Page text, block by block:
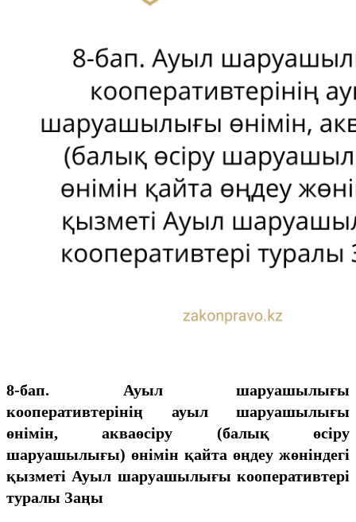
8-бап. Ауыл шаруашылығы
кооперативтерінің ауыл шаруашылығы
өнімін, акваөсіру (балық өсіру
шаруашылығы) өнімін қайта өңдеу жөніндегі
қызметі Ауыл шаруашылығы кооперативтері
туралы Заңы